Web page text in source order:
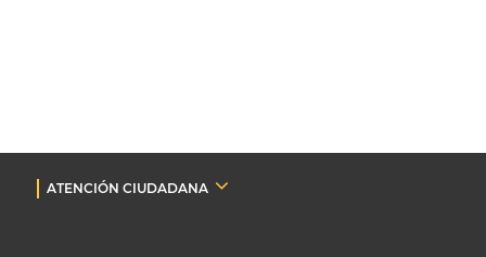
ATENCIÓN CIUDADANA